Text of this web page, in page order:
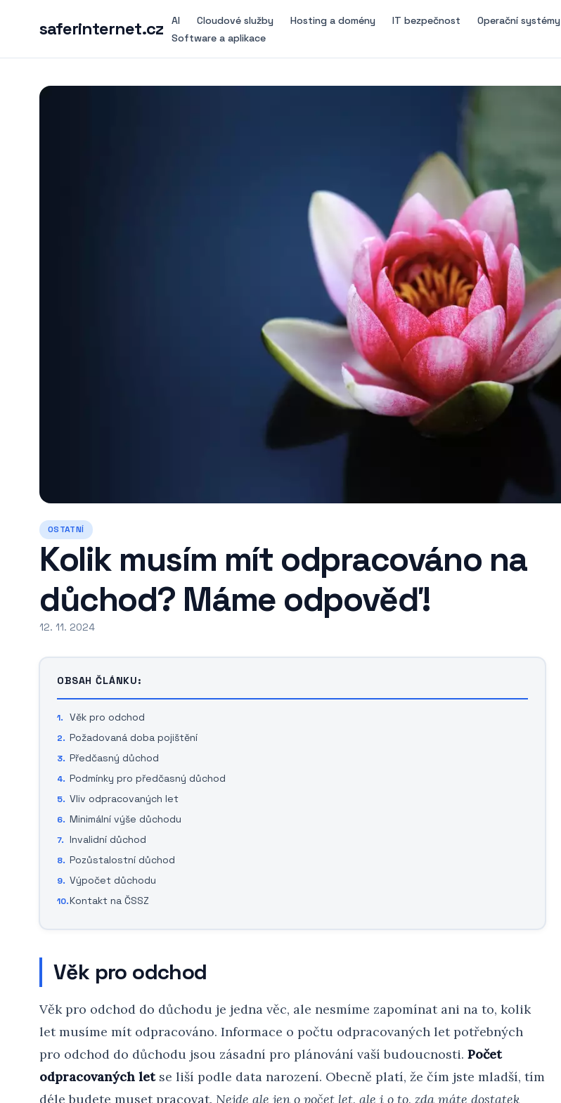
saferinternet.cz AI Cloudové služby Hosting a domény IT bezpečnost Operační systémy
Software a aplikace
OSTATNÍ
Kolik musím mít odpracováno na
důchod? Máme odpověď!
12. 11. 2024
OBSAH ČLÁNKU:
Věk pro odchod
Požadovaná doba pojištění
Předčasný důchod
Podmínky pro předčasný důchod
Vliv odpracovaných let
Minimální výše důchodu
Invalidní důchod
Pozůstalostní důchod
Výpočet důchodu
Kontakt na ČSSZ
Věk pro odchod
Věk pro odchod do důchodu je jedna věc, ale nesmíme zapomínat ani na to, kolik
let musíme mít odpracováno. Informace o počtu odpracovaných let potřebných
pro odchod do důchodu jsou zásadní pro plánování vaší budoucnosti. Počet
odpracovaných letse liší podle data narození. Obecně platí, že čím jste mladší, tím
déle budete muset pracovat. Nejde ale jen o počet let, ale i o to, zda máte dostatek